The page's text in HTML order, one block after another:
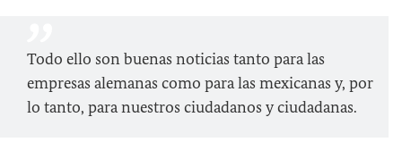
Todo ello son buenas noticias tanto para las
empresas alemanas como para las mexicanas y, por
lo tanto, para nuestros ciudadanos y ciudadanas.